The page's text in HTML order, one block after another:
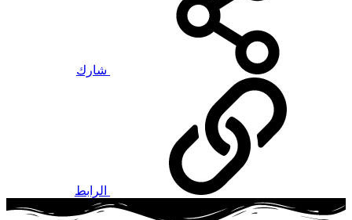
شارك
الرابط